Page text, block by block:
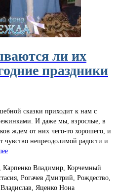
ли их
праздники
сказки приходит к нам с
И даже мы, взрослые, в
ждем от них чего-то хорошего, и
чувство непреодолимой радости и
Карпенко Владимир, Корчемный
Рогачев Дмитрий, Рождество,
Яценко Нона